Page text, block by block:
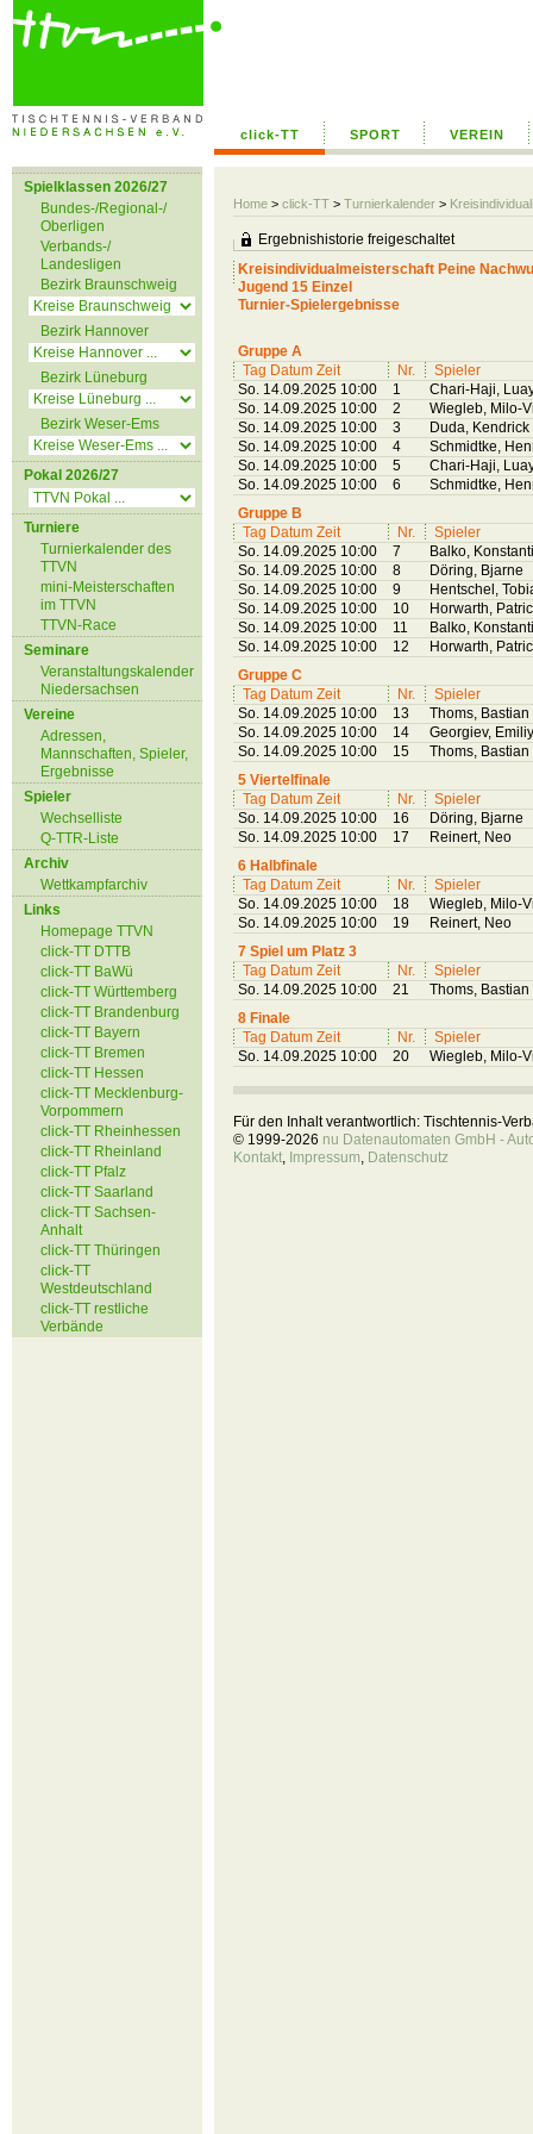
click-TT SPORT VEREIN
Home > click-TT > Turnierkalender >
Spielklassen 2026/27
Bundes-/Regional-/
Oberligen
Verbands-/
Landesligen
Bezirk Braunschweig
Bezirk Hannover
Bezirk Lüneburg
Bezirk Weser-Ems
Pokal 2026/27
Turniere
Turnierkalender des
TTVN
mini-Meisterschaften
im TTVN
TTVN-Race
Seminare
Veranstaltungskalender
Niedersachsen
Vereine
Adressen,
Mannschaften, Spieler,
Ergebnisse
Spieler
Wechselliste
Q-TTR-Liste
Archiv
Wettkampfarchiv
Links
Homepage TTVN
click-TT DTTB
click-TT BaWü
click-TT Württemberg
click-TT Brandenburg
click-TT Bayern
click-TT Bremen
click-TT Hessen
click-TT Mecklenburg-
Vorpommern
click-TT Rheinhessen
click-TT Rheinland
click-TT Pfalz
click-TT Saarland
click-TT Sachsen-
Anhalt
click-TT Thüringen
click-TT
Westdeutschland
click-TT restliche
Verbände
Ergebnishistorie freigeschaltet
Kreisindividualmeisterschaft Peine
Jugend 15 Einzel
Turnier-Spielergebnisse
Gruppe A
Tag Datum Zeit
Nr.
Spieler
So. 14.09.2025 10:00
1
Chari-Haji,
So. 14.09.2025 10:00
2
Wiegleb, Milo-
So. 14.09.2025 10:00
3
Duda, Kendrick
So. 14.09.2025 10:00
4
Schmidtke,
So. 14.09.2025 10:00
5
Chari-Haji,
So. 14.09.2025 10:00
6
Schmidtke,
Gruppe B
Tag Datum Zeit
Nr.
Spieler
So. 14.09.2025 10:00
7
Balko,
So. 14.09.2025 10:00
8
Döring, Bjarne
So. 14.09.2025 10:00
9
Hentschel,
So. 14.09.2025 10:00
10
Horwarth,
So. 14.09.2025 10:00
11
Balko,
So. 14.09.2025 10:00
12
Horwarth,
Gruppe C
Tag Datum Zeit
Nr.
Spieler
So. 14.09.2025 10:00
13
Thoms, Bastian
So. 14.09.2025 10:00
14
Georgiev,
So. 14.09.2025 10:00
15
Thoms, Bastian
5 Viertelfinale
Tag Datum Zeit
Nr.
Spieler
So. 14.09.2025 10:00
16
Döring, Bjarne
So. 14.09.2025 10:00
17
Reinert, Neo
6 Halbfinale
Tag Datum Zeit
Nr.
Spieler
So. 14.09.2025 10:00
18
Wiegleb, Milo-
So. 14.09.2025 10:00
19
Reinert, Neo
7 Spiel um Platz 3
Tag Datum Zeit
Nr.
Spieler
So. 14.09.2025 10:00
21
Thoms, Bastian
8 Finale
Tag Datum Zeit
Nr.
Spieler
So. 14.09.2025 10:00
20 Wiegleb, Milo-
Für den Inhalt verantwortlich: Tischtennis-
© 1999-2026 nu Datenautomaten GmbH -
Kontakt, Impressum, Datenschutz